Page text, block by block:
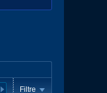
Filtre